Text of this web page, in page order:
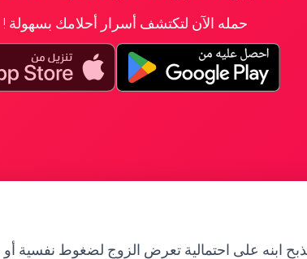
حمله الآن لتكتشف أسرار أحلامك بسهولة !
ابنه على احتمالية تعرض الزوج لضغوط نفسية أو